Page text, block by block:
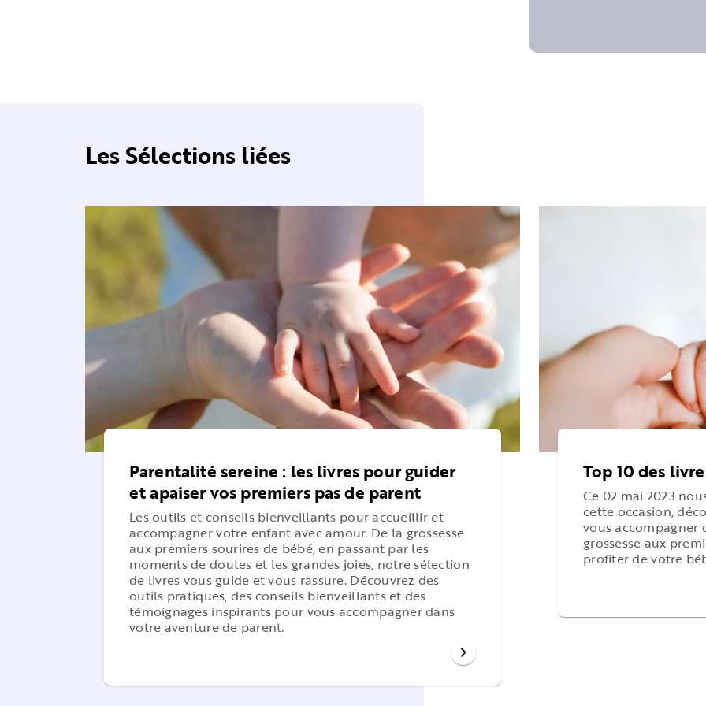
Les Sélections liées
Parentalité sereine : les livres pour guider
et apaiser vos premiers pas de parent
Les outils et conseils bienveillants pour accueillir et
accompagner votre enfant avec amour. De la grossesse
aux premiers sourires de bébé, en passant par les
moments de doutes et les grandes joies, notre sélection
de livres vous guide et vous rassure. Découvrez des
outils pratiques, des conseils bienveillants et des
témoignages inspirants pour vous accompagner dans
votre aventure de parent.
chevron_right
Top 10 des
Ce 02 mai 2023
cette occasion,
vous accompagner
grossesse aux
profiter de votre